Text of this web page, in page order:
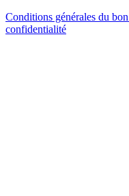
Conditions générales du
confidentialité